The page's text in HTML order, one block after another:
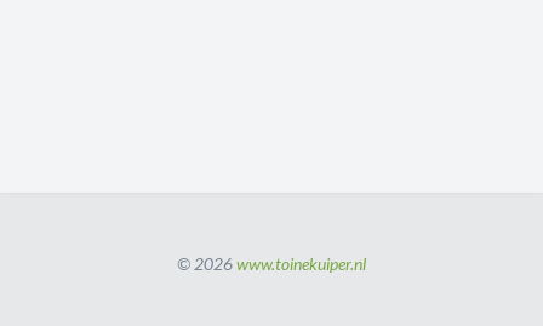
© 2026www.toinekuiper.nl